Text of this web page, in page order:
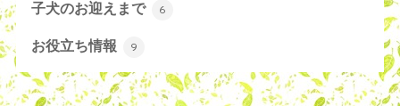
子犬のお迎えまで 6
お役立ち情報 9